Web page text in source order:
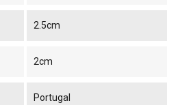
2.5cm
2cm
Portugal